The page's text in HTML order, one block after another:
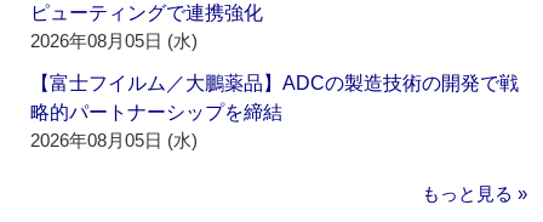
ピューティングで連携強化
2026年08月05日 (水)
【富士フイルム／大鵬薬品】ADCの製造技術の開発で戦
略的パートナーシップを締結
2026年08月05日 (水)
もっと見る »